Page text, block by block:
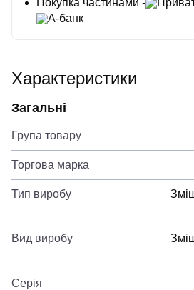
А-банк
Характеристики
Загальні
Група товару
Торгова марка
Тип виробу
Вид виробу
Серія